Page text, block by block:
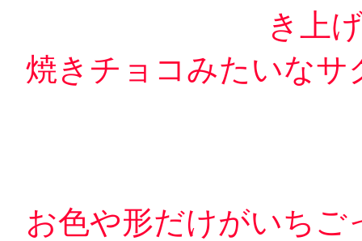
き上
焼きチョコみたいなサ
お色や形だけがいち